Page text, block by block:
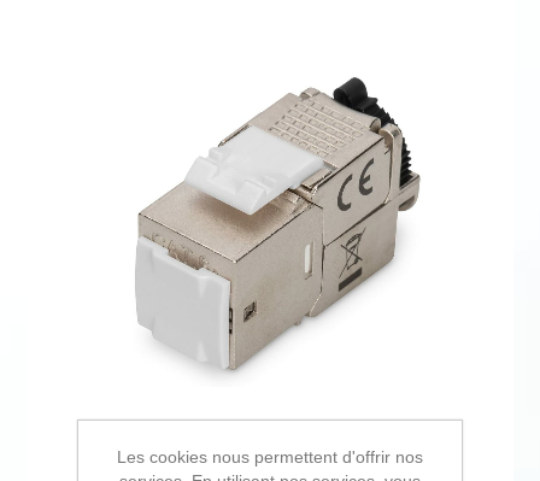
Les cookies nous permettent d'offrir nos